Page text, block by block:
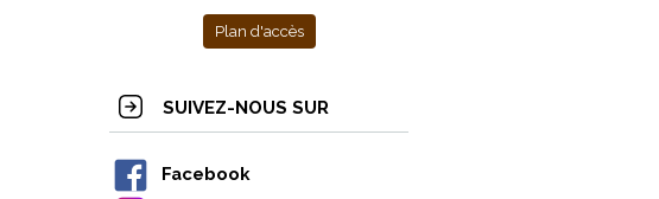
Plan d'accès
SUIVEZ-NOUS SUR
Facebook